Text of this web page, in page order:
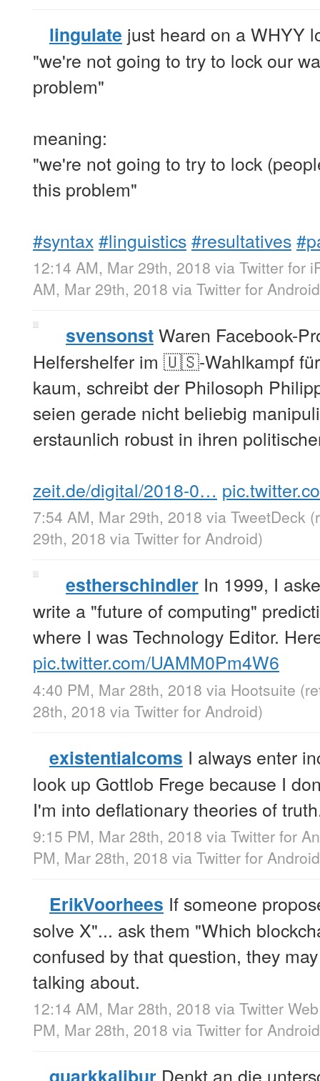
lingulate just heard on a WHYY
"we're not going to try to lock our
problem"
meaning:
"we're not going to try to lock
this problem"
#syntax#linguistics#resultatives
12:14 AM, Mar 29th, 2018 via Twitter for
AM, Mar 29th, 2018 via Twitter for Android
svensonstWaren Facebook-
Helfershelfer im 🇺🇸-Wahlkampf
kaum, schreibt der Philosoph
seien gerade nicht beliebig
erstaunlich robust in ihren
zeit.de/digital/2018-0…
7:54 AM, Mar 29th, 2018 via TweetDeck
29th, 2018 via Twitter for Android)
estherschindler In 1999, I
write a "future of computing"
where I was Technology Editor.
pic.twitter.com/UAMM0Pm4W6
4:40 PM, Mar 28th, 2018 via Hootsuite
28th, 2018 via Twitter for Android)
existentialcoms I always enter
look up Gottlob Frege because I
I'm into deflationary theories of
9:15 PM, Mar 28th, 2018 via Twitter for
PM, Mar 28th, 2018 via Twitter for Android
ErikVoorhees If someone
solve X"... ask them "Which
confused by that question, they
talking about.
12:14 AM, Mar 28th, 2018 via Twitter
PM, Mar 28th, 2018 via Twitter for Android
Denkt an die